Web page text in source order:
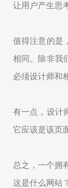
让用户产生思
值得注意的是
相同。除非我
必须设计师和
有一点，设计
它应该是该页
总之，一个拥
这是什么网站